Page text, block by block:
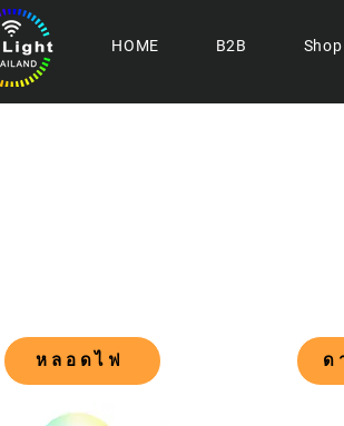
HOME B2B Shop
หลอดไฟ ด